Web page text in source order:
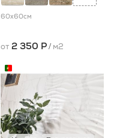
60x60см
от 2 350 Р/ м2